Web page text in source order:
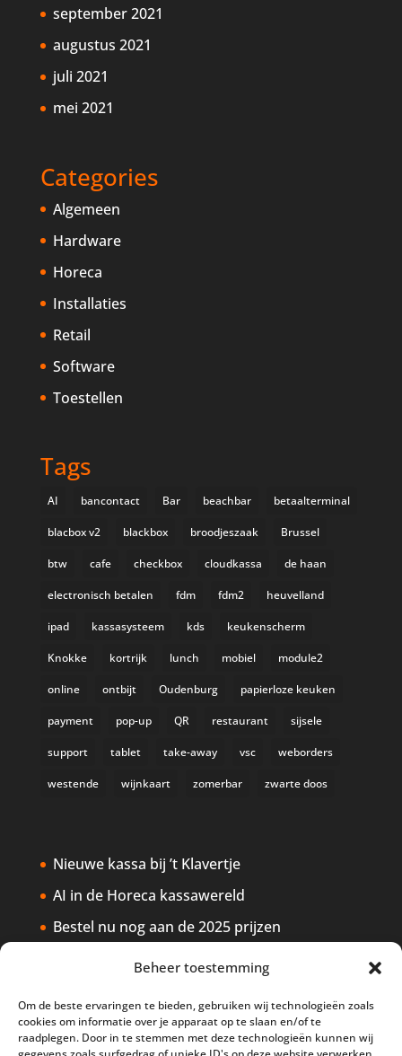
Beheer toestemming
Om de beste ervaringen te bieden, gebruiken wij technologieën zoals
cookies om informatie over je apparaat op te slaan en/of te
raadplegen. Door in te stemmen met deze technologieën kunnen wij
september 2021
augustus 2021
juli 2021
mei 2021
Categories
Algemeen
Hardware
Horeca
Installaties
Retail
Software
Toestellen
Tags
AI bancontact Bar beachbar betaalterminal
blacbox v2 blackbox broodjeszaak Brussel
btw cafe checkbox cloudkassa de haan
electronisch betalen fdm fdm2 heuvelland
ipad kassasysteem kds keukenscherm
Knokke kortrijk lunch mobiel module2
online ontbijt Oudenburg papierloze keuken
payment pop-up QR restaurant sijsele
support tablet take-away vsc weborders
westende wijnkaart zomerbar zwarte doos
Nieuwe kassa bij ’t Klavertje
AI in de Horeca kassawereld
Bestel nu nog aan de 2025 prijzen
Safran Palace start met nieuw
BTW aanpassingen HoReCa vanaf 1
maart 2026